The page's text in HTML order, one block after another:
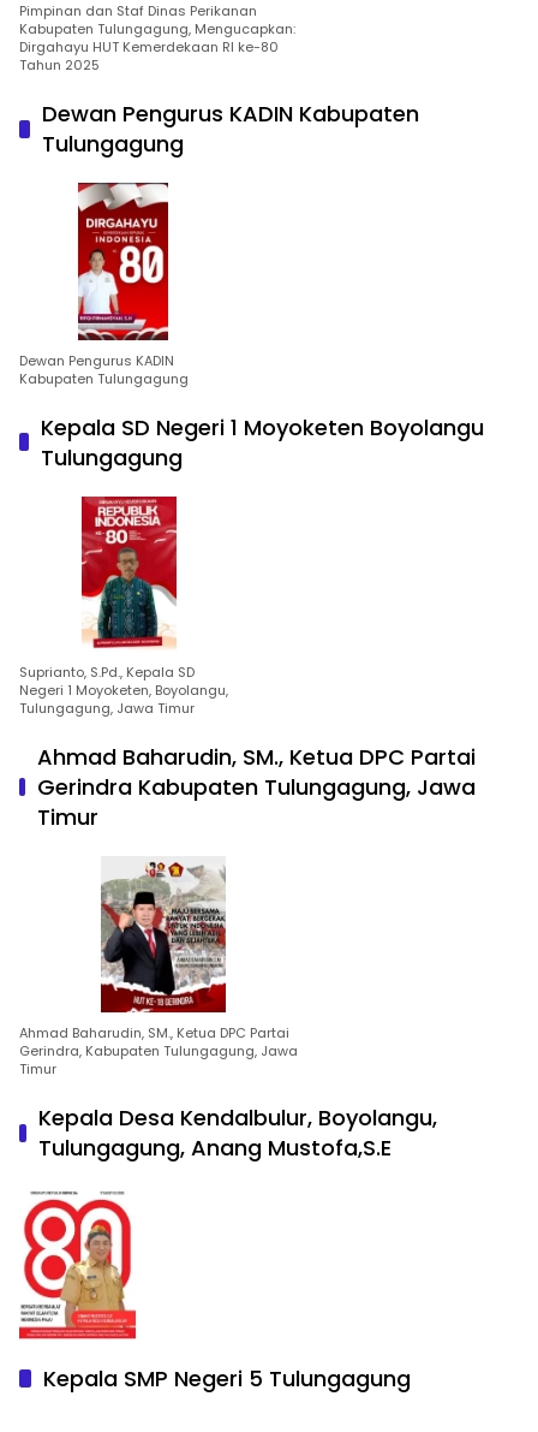
Pimpinan dan Staf Dinas Perikanan
Kabupaten Tulungagung, Mengucapkan:
Dirgahayu HUT Kemerdekaan RI ke-80
Tahun 2025
Dewan Pengurus KADIN Kabupaten
Tulungagung
Dewan Pengurus KADIN
Kabupaten Tulungagung
Kepala SD Negeri 1 Moyoketen Boyolangu
Tulungagung
Suprianto, S.Pd., Kepala SD
Negeri 1 Moyoketen, Boyolangu,
Tulungagung, Jawa Timur
Ahmad Baharudin, SM., Ketua DPC Partai
Gerindra Kabupaten Tulungagung, Jawa
Timur
Ahmad Baharudin, SM., Ketua DPC Partai
Gerindra, Kabupaten Tulungagung, Jawa
Timur
Kepala Desa Kendalbulur, Boyolangu,
Tulungagung, Anang Mustofa,S.E
Kepala SMP Negeri 5 Tulungagung